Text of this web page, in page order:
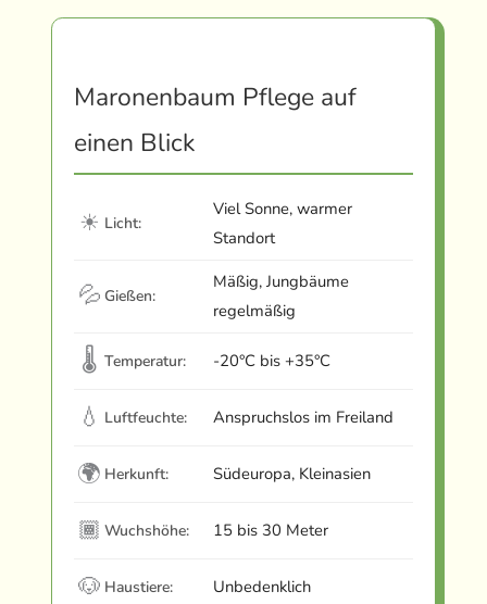
Maronenbaum Pflege auf
einen Blick
☀ Licht:
Viel Sonne, warmer
Standort
💦 Gießen:
Mäßig, Jungbäume
regelmäßig
🌡 Temperatur: -20°C bis +35°C
💧 Luftfeuchte: Anspruchslos im Freiland
🌍 Herkunft: Südeuropa, Kleinasien
🏾 Wuchshöhe: 15 bis 30 Meter
🐶 Haustiere: Unbedenklich